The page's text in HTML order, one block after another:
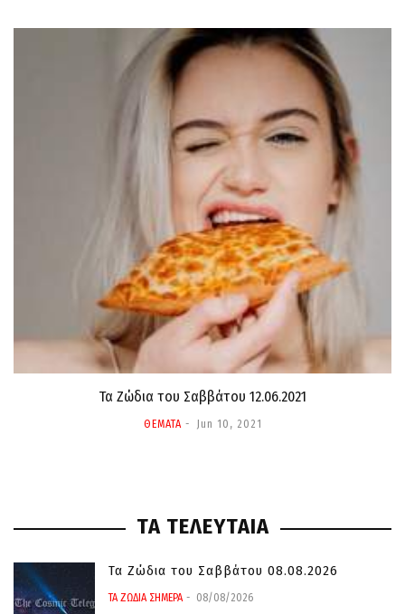
Τα Ζώδια τoυ Σαββάτου 12.06.2021
ΘΕΜΑΤΑ Jun 10, 2021
ΤΑ ΤΕΛΕΥΤΑΙΑ
Τα Ζώδια του Σαββάτου 08.08.2026
ΤΑ ΖΩΔΙΑ ΣΗΜΕΡΑ 08/08/2026